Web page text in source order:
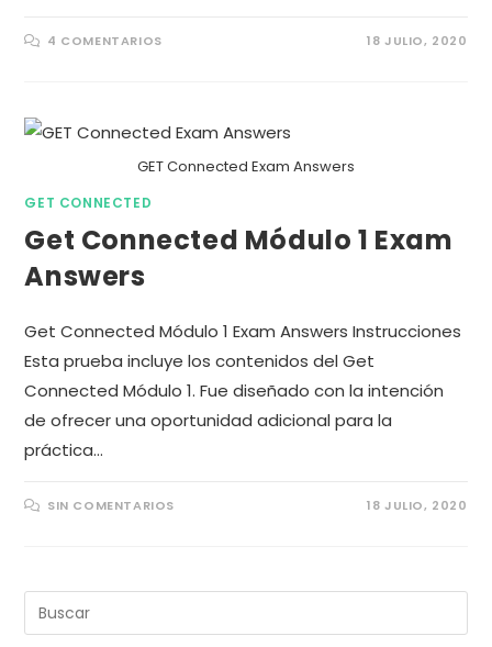
4 COMENTARIOS 18 JULIO, 2020
GET Connected Exam Answers
GET CONNECTED
Get Connected Módulo 1 Exam
Answers
Get Connected Módulo 1 Exam Answers Instrucciones
Esta prueba incluye los contenidos del Get
Connected Módulo 1. Fue diseñado con la intención
de ofrecer una oportunidad adicional para la
práctica…
SIN COMENTARIOS 18 JULIO, 2020